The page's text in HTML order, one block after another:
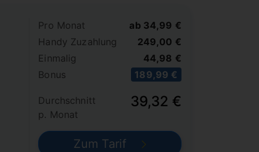
Pro Monat
Handy Zuzahlung
Einmalig
Bonus
ab 34,99 €
249,00 €
44,98 €
189,99 €
Durchschnitt
p. Monat
39,32 €
Zum Tarif